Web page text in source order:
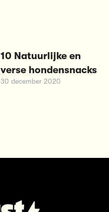
10 Natuurlijke en
verse hondensnacks
30 december 2020